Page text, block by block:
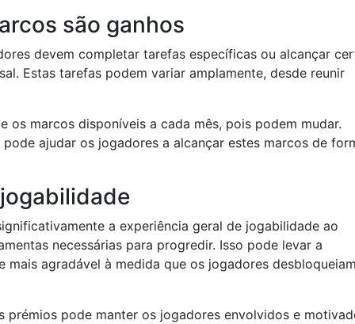
são ganhos
devem completar tarefas específicas ou alcançar
Estas tarefas podem variar amplamente, desde reunir
os marcos disponíveis a cada mês, pois podem mudar.
ajudar os jogadores a alcançar estes marcos de
a experiência geral de jogabilidade ao
necessárias para progredir. Isso pode levar a
mais agradável à medida que os jogadores desbloqueiam
prémios pode manter os jogadores envolvidos e